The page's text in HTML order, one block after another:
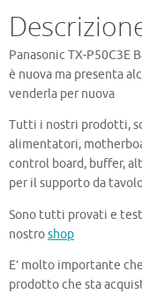
Panasonic TX-P50C3E
è nuova ma presenta
venderla per nuova
Tutti i nostri prodotti,
alimentatori,
control board, buffer,
per il supporto da
Sono tutti provati e
nostroshop
E’ molto importante
prodotto che sta